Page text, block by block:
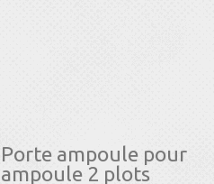
Porte ampoule pour
ampoule 2 plots